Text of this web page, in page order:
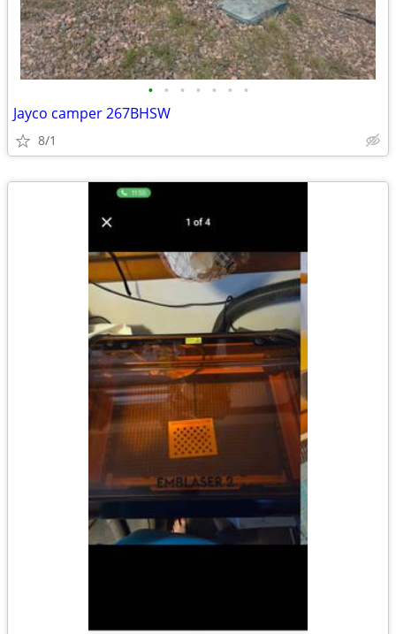
• • • • • • •
Jayco camper 267BHSW
8/1